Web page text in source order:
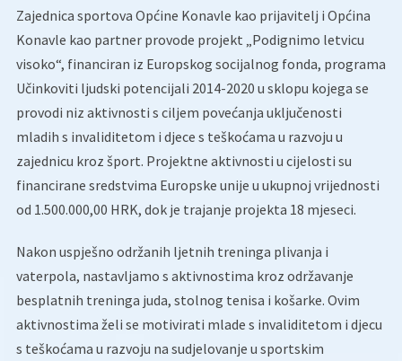
Zajednica sportova Općine Konavle kao prijavitelj i Općina
Konavle kao partner provode projekt „Podignimo letvicu
visoko“, financiran iz Europskog socijalnog fonda, programa
Učinkoviti ljudski potencijali 2014-2020 u sklopu kojega se
provodi niz aktivnosti s ciljem povećanja uključenosti
mladih s invaliditetom i djece s teškoćama u razvoju u
zajednicu kroz šport. Projektne aktivnosti u cijelosti su
financirane sredstvima Europske unije u ukupnoj vrijednosti
od 1.500.000,00 HRK, dok je trajanje projekta 18 mjeseci.
Nakon uspješno održanih ljetnih treninga plivanja i
vaterpola, nastavljamo s aktivnostima kroz održavanje
besplatnih treninga juda, stolnog tenisa i košarke. Ovim
aktivnostima želi se motivirati mlade s invaliditetom i djecu
s teškoćama u razvoju na sudjelovanje u sportskim